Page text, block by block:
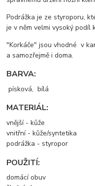
Podrážka je ze styroporu,
je v něm velmi vysoký podíl
"Korkáče" jsou vhodné v
a samozřejmě i doma.
BARVA:
písková, bílá
MATERIÁL:
vnější - kůže
vnitřní - kůže/syntetika
podrážka - styropor
POUŽITÍ:
domácí obuv